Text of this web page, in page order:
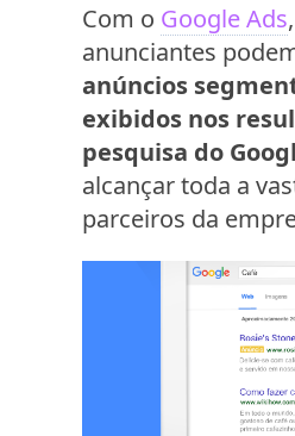
Com o Google Ads
anunciantes
anúncios
exibidos nos
pesquisa do
alcançar toda a
parceiros da